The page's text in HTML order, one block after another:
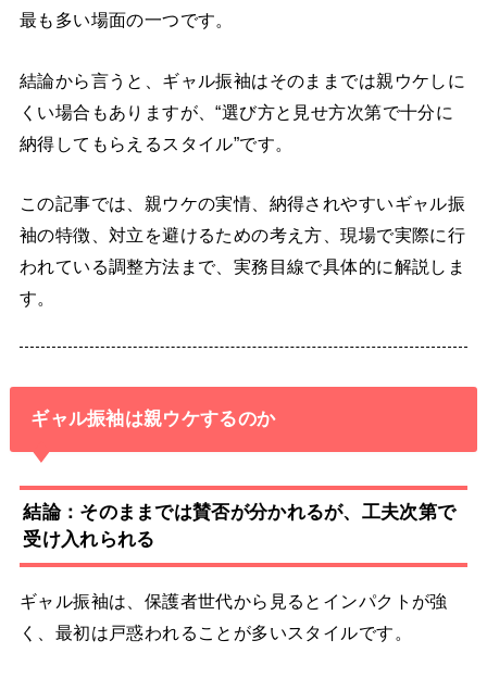
最も多い場面の一つです。
結論から言うと、ギャル振袖はそのままでは親ウケしに
くい場合もありますが、“選び方と見せ方次第で十分に
納得してもらえるスタイル”です。
この記事では、親ウケの実情、納得されやすいギャル振
袖の特徴、対立を避けるための考え方、現場で実際に行
われている調整方法まで、実務目線で具体的に解説しま
す。
ギャル振袖は親ウケするのか
結論：そのままでは賛否が分かれるが、工夫次第で
受け入れられる
ギャル振袖は、保護者世代から見るとインパクトが強
く、最初は戸惑われることが多いスタイルです。